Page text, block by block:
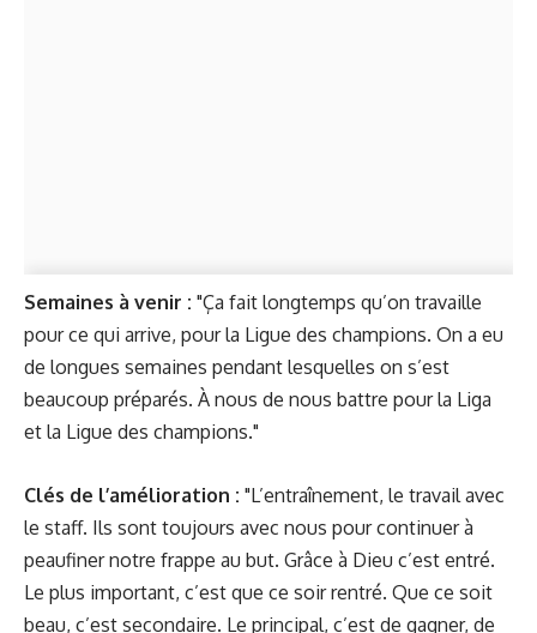
Semaines à venir : "Ça fait longtemps qu’on travaille
pour ce qui arrive, pour la Ligue des champions. On a eu
de longues semaines pendant lesquelles on s’est
beaucoup préparés. À nous de nous battre pour la Liga
et la Ligue des champions."
Clés de l’amélioration : "L’entraînement, le travail avec
le staff. Ils sont toujours avec nous pour continuer à
peaufiner notre frappe au but. Grâce à Dieu c’est entré.
Le plus important, c’est que ce soir rentré. Que ce soit
beau, c’est secondaire. Le principal, c’est de gagner, de